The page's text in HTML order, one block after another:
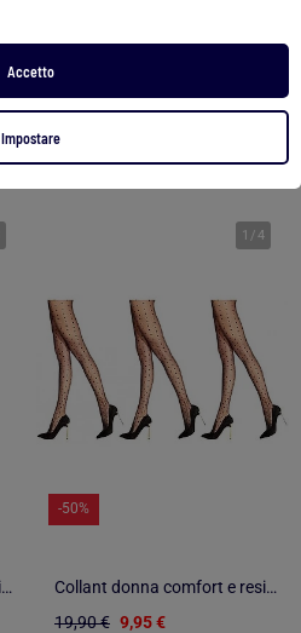
Accetto
Impostare
15,00 €
Vedi prodotto
Exclu Web | 2 colori
Collant donna comfort e resistenza DIAMANTINO
1 /4
-50%
Collant donna comfort e resistenza DIAMANTINO - Confezione da 3
19,90 € 9,95 €